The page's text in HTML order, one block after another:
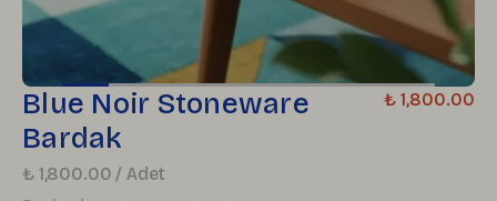
Blue Noir Stoneware
Bardak
₺ 1,800.00 / Adet
₺ 1,800.00